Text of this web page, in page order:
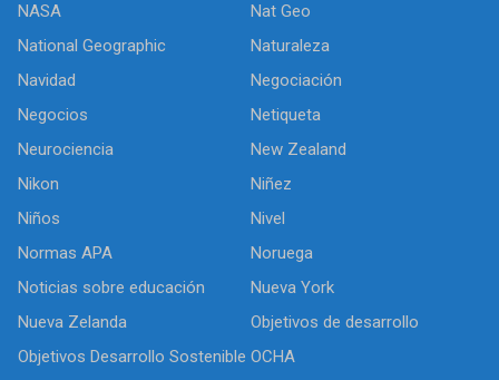
NASA
Nat Geo
National Geographic
Naturaleza
Navidad
Negociación
Negocios
Netiqueta
Neurociencia
New Zealand
Nikon
Niñez
Niños
Nivel
Normas APA
Noruega
Noticias sobre educación
Nueva York
Nueva Zelanda
Objetivos de desarrollo
Objetivos Desarrollo Sostenible OCHA